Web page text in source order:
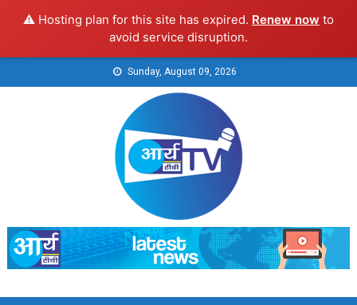
⚠️ Hosting plan for this site has expired. Renew now to
avoid service disruption.
to
Sunday, August 09, 2026
Arya TV